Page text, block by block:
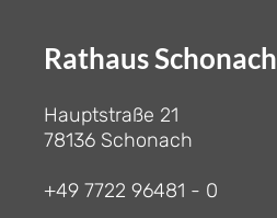
Rathaus Schonach
Hauptstraße 21
78136 Schonach
+49 7722 96481 - 0